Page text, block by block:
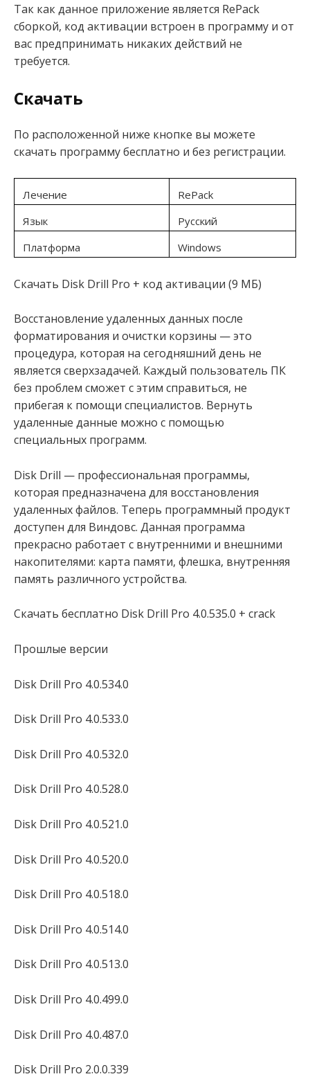
Так как данное приложение является RePack
сборкой, код активации встроен в программу и от
вас предпринимать никаких действий не
требуется.
Скачать
По расположенной ниже кнопке вы можете
скачать программу бесплатно и без регистрации.
Лечение
RePack
Язык
Русский
Платформа
Windows
Скачать Disk Drill Pro + код активации (9 МБ)
Восстановление удаленных данных после
форматирования и очистки корзины — это
процедура, которая на сегодняшний день не
является сверхзадачей. Каждый пользователь ПК
без проблем сможет с этим справиться, не
прибегая к помощи специалистов. Вернуть
удаленные данные можно с помощью
специальных программ.
Disk Drill — профессиональная программы,
которая предназначена для восстановления
удаленных файлов. Теперь программный продукт
доступен для Виндовс. Данная программа
прекрасно работает с внутренними и внешними
накопителями: карта памяти, флешка, внутренняя
память различного устройства.
Скачать бесплатно Disk Drill Pro 4.0.535.0 + crack
Прошлые версии
Disk Drill Pro 4.0.534.0
Disk Drill Pro 4.0.533.0
Disk Drill Pro 4.0.532.0
Disk Drill Pro 4.0.528.0
Disk Drill Pro 4.0.521.0
Disk Drill Pro 4.0.520.0
Disk Drill Pro 4.0.518.0
Disk Drill Pro 4.0.514.0
Disk Drill Pro 4.0.513.0
Disk Drill Pro 4.0.499.0
Disk Drill Pro 4.0.487.0
Disk Drill Pro 2.0.0.339